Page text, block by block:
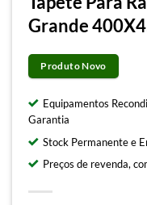
Grande
Produto Novo
Equipamentos
Garantia
Stock Permanente e
Preços de revenda,